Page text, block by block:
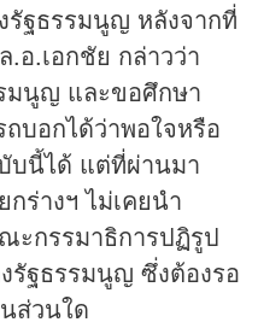
รัฐธรรมนูญ หลังจากที่
อ.เอกชัย กล่าวว่า
มนูญ และขอศึกษา
บอกได้ว่าพอใจหรือ
บนี้ได้ แต่ที่ผ่านมา
ร่างฯ ไม่เคยนำ
ะกรรมาธิการปฏิรูป
รัฐธรรมนูญ ซึ่งต้องรอ
ส่วนใด